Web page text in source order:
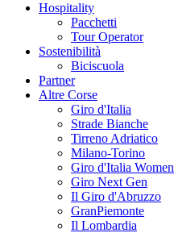
Hospitality
Pacchetti
Tour Operator
Sostenibilità
Biciscuola
Partner
Altre Corse
Giro d'Italia
Strade Bianche
Tirreno Adriatico
Milano-Torino
Giro d'Italia Women
Giro Next Gen
Il Giro d'Abruzzo
GranPiemonte
Il Lombardia